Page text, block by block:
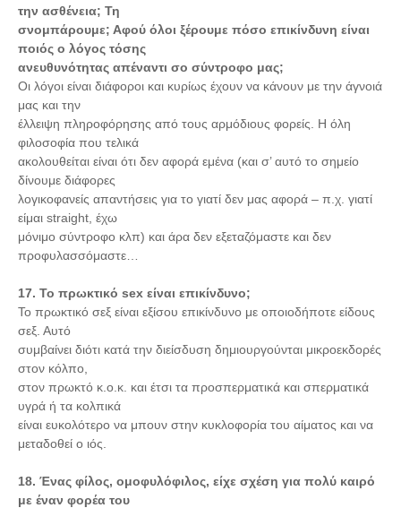
την ασθένεια; Τη
σνομπάρουμε; Αφού όλοι ξέρουμε πόσο επικίνδυνη είναι
ποιός ο λόγος τόσης
ανευθυνότητας απέναντι σο σύντροφο μας;
Οι λόγοι είναι διάφοροι και κυρίως έχουν να κάνουν με την άγνοιά
μας και την
έλλειψη πληροφόρησης από τους αρμόδιους φορείς. Η όλη
φιλοσοφία που τελικά
ακολουθείται είναι ότι δεν αφορά εμένα (και σ’ αυτό το σημείο
δίνουμε διάφορες
λογικοφανείς απαντήσεις για το γιατί δεν μας αφορά – π.χ. γιατί
είμαι straight, έχω
μόνιμο σύντροφο κλπ) και άρα δεν εξεταζόμαστε και δεν
προφυλασσόμαστε…
17. Το πρωκτικό sex είναι επικίνδυνο;
Το πρωκτικό σεξ είναι εξίσου επικίνδυνο με οποιοδήποτε είδους
σεξ. Αυτό
συμβαίνει διότι κατά την διείσδυση δημιουργούνται μικροεκδορές
στον κόλπο,
στον πρωκτό κ.ο.κ. και έτσι τα προσπερματικά και σπερματικά
υγρά ή τα κολπικά
είναι ευκολότερο να μπουν στην κυκλοφορία του αίματος και να
μεταδοθεί ο ιός.
18. Ένας φίλος, ομοφυλόφιλος, είχε σχέση για πολύ καιρό
με έναν φορέα του